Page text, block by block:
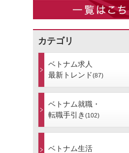
カテゴリ
ベトナム求人
最新トレンド(87)
ベトナム就職・
転職手引き (102)
ベトナム生活